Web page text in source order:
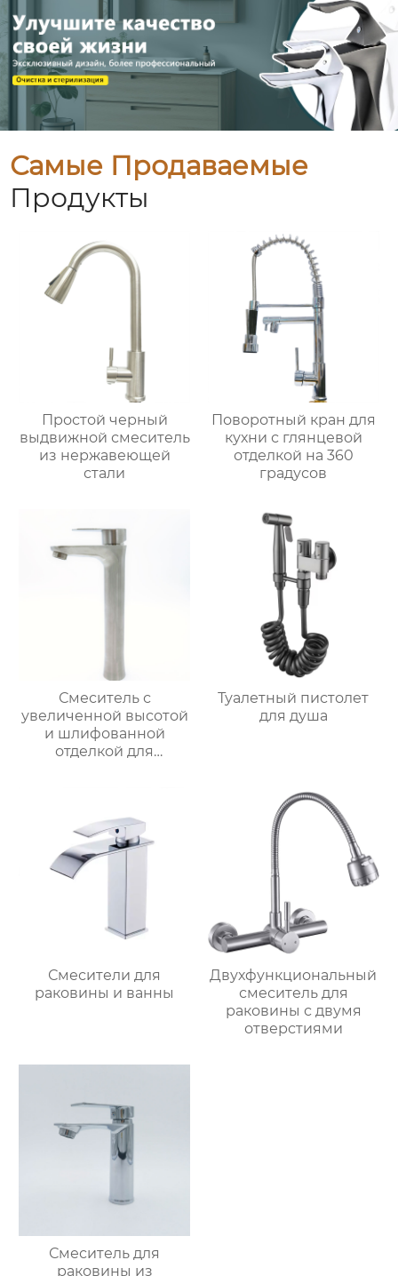
Самые Продаваемые
Продукты
Простой черный
выдвижной смеситель
из нержавеющей
стали
Поворотный кран для
кухни с глянцевой
отделкой на 360
градусов
Смеситель с
увеличенной высотой
и шлифованной
отделкой для
Туалетный пистолет
для душа
Смесители для
раковины и ванны
Двухфункциональный
смеситель для
раковины с двумя
отверстиями
Смеситель для
раковины из